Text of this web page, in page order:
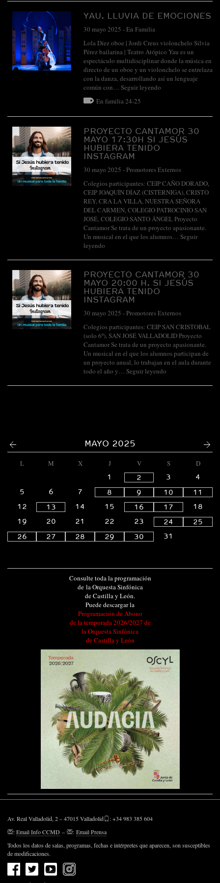
YAU. LLUVIA DE EMOCIONES
30 mayo 2025 -En Familia
Lola Díez oboe | Jordi Creus violonchelo Silvia
Pérez bailarina | Teatro Atópico Yau es un
espectáculo multidisciplinar donde la música en
directo de un oboe y un violonchelo se entrelaza
con la danza, desarrollando así un lenguaje
común con… Seguir leyendo
En familia 24-25
PROYECTO CANTAMOR 30
MAYO 17:30H SI JESÚS
HUBIERA TENIDO
INSTAGRAM
30 mayo 2025 -Promotores Externos
Colegios participantes: CEIP CAÑO DORADO,
CEIP JOAQUÍN DÍAZ (CISTÉRNIGA), CRISTO
REY, CRA LA VILLA, NUESTRA SEÑORA
DEL CARMEN, COLEGIO PATROCINIO SAN
JOSÉ, COLEGIO SANTO ÁNGEL Proyecto
Cantamor Se trata de un proyecto apasionante.
Un musical en el que los alumnos… Seguir
leyendo
PROYECTO CANTAMOR 30
MAYO 20:00 H. SI JESÚS
HUBIERA TENIDO
INSTAGRAM
30 mayo 2025 -Promotores Externos
Colegios participantes: CEIP SAN CRISTOBAL
(solo 6º), SAN JOSÉ VALLADOLID Proyecto
Cantamor Se trata de un proyecto apasionante.
Un musical en el que los alumnos participan de
un proyecto anual, lo trabajan en el aula durante
todo el año y… Seguir leyendo
MAYO 2025
L M X J V S
D
1
2 3
4
5
6 7 8 9 10
11
12
13 14 15 16 17
18
19
20 21 22 23 24
25
26
27 28 29 30 31
Consulte toda la programación
de la Orquesta Sinfónica
de Castilla y León.
Puede descargar la
Programación de Abono
de la temporada 2026/2027 de
la Orquesta Sinfónica
de Castilla y León
Av. Real Valladolid, 2 – 47015 Valladolid
: +34 983 385 604
:Email Info CCMD – : Email Prensa
Todos los datos de salas, programas, fechas e intérpretes que aparecen, son susceptibles
de modificaciones.